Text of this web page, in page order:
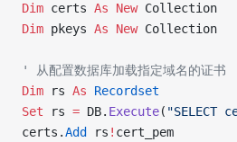
Dim certs As New Collection
Dim pkeys As New Collection
' 从配置数据库加载指定域名的证书
Dim rs As Recordset
Set
rs = DB. Execute( "SELECT
certs.Add rs ! cert_pem